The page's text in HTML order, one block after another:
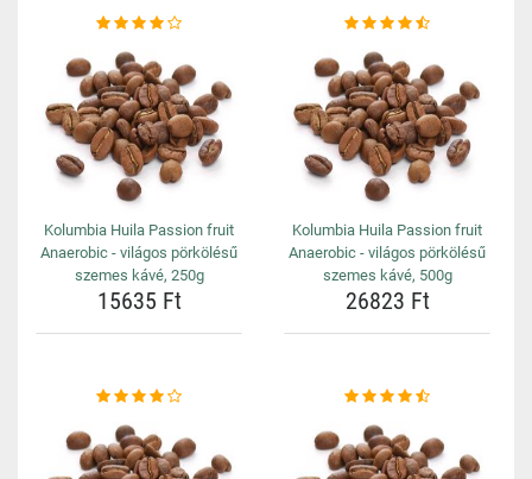
Kolumbia Huila Passion fruit
Anaerobic - világos pörkölésű
szemes kávé, 250g
15635 Ft
Kolumbia Huila Passion fruit
Anaerobic - világos pörkölésű
szemes kávé, 500g
26823 Ft